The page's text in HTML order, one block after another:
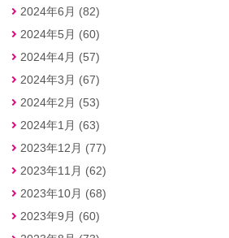
2024年6月 (82)
2024年5月 (60)
2024年4月 (57)
2024年3月 (67)
2024年2月 (53)
2024年1月 (63)
2023年12月 (77)
2023年11月 (62)
2023年10月 (68)
2023年9月 (60)